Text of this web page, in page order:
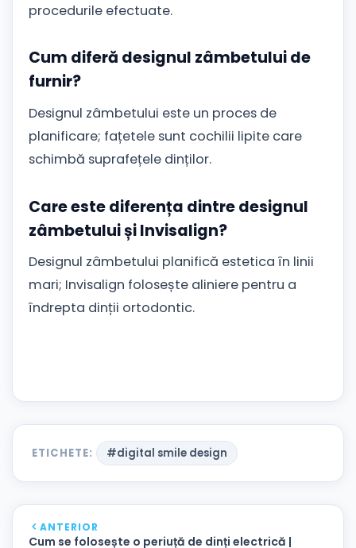
procedurile efectuate.
Cum diferă designul zâmbetului de
furnir?
Designul zâmbetului este un proces de
planificare; fațetele sunt cochilii lipite care
schimbă suprafețele dinților.
Care este diferența dintre designul
zâmbetului și Invisalign?
Designul zâmbetului planifică estetica în linii
mari; Invisalign folosește aliniere pentru a
îndrepta dinții ortodontic.
ETICHETE: #digital smile design
ANTERIOR
Cum se folosește o periuță de dinți electrică |